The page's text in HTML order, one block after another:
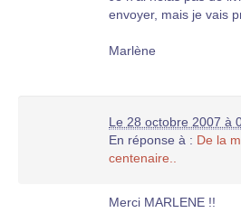
envoyer, mais je vais
Marlène
Le 28 octobre 2007 à
En réponse à : De la
centenaire..
Merci MARLENE !!